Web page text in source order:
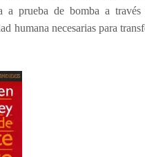
a prueba de bomba a
humana necesarias para